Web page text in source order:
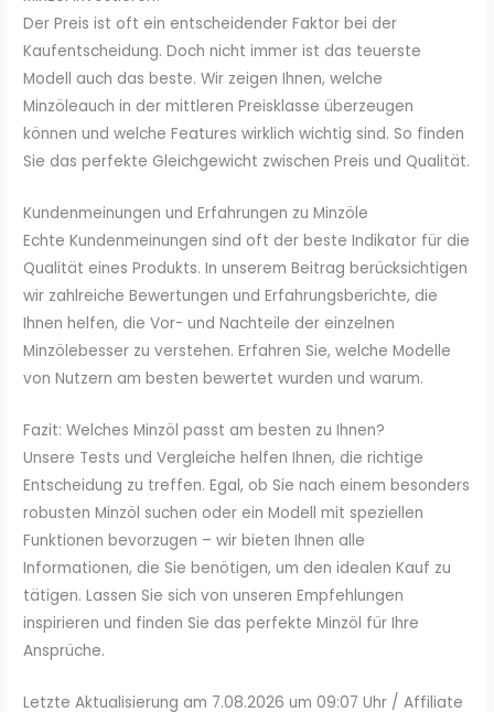
Der Preis ist oft ein entscheidender Faktor bei der
Kaufentscheidung. Doch nicht immer ist das teuerste
Modell auch das beste. Wir zeigen Ihnen, welche
Minzöleauch in der mittleren Preisklasse überzeugen
können und welche Features wirklich wichtig sind. So finden
Sie das perfekte Gleichgewicht zwischen Preis und Qualität.
Kundenmeinungen und Erfahrungen zu Minzöle
Echte Kundenmeinungen sind oft der beste Indikator für die
Qualität eines Produkts. In unserem Beitrag berücksichtigen
wir zahlreiche Bewertungen und Erfahrungsberichte, die
Ihnen helfen, die Vor- und Nachteile der einzelnen
Minzölebesser zu verstehen. Erfahren Sie, welche Modelle
von Nutzern am besten bewertet wurden und warum.
Fazit: Welches Minzöl passt am besten zu Ihnen?
Unsere Tests und Vergleiche helfen Ihnen, die richtige
Entscheidung zu treffen. Egal, ob Sie nach einem besonders
robusten Minzöl suchen oder ein Modell mit speziellen
Funktionen bevorzugen – wir bieten Ihnen alle
Informationen, die Sie benötigen, um den idealen Kauf zu
tätigen. Lassen Sie sich von unseren Empfehlungen
inspirieren und finden Sie das perfekte Minzöl für Ihre
Ansprüche.
Letzte Aktualisierung am 7.08.2026 um 09:07 Uhr / Affiliate